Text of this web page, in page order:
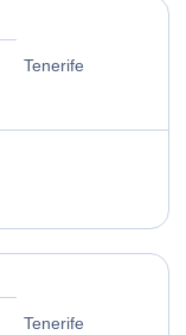
Tenerife
Tenerife